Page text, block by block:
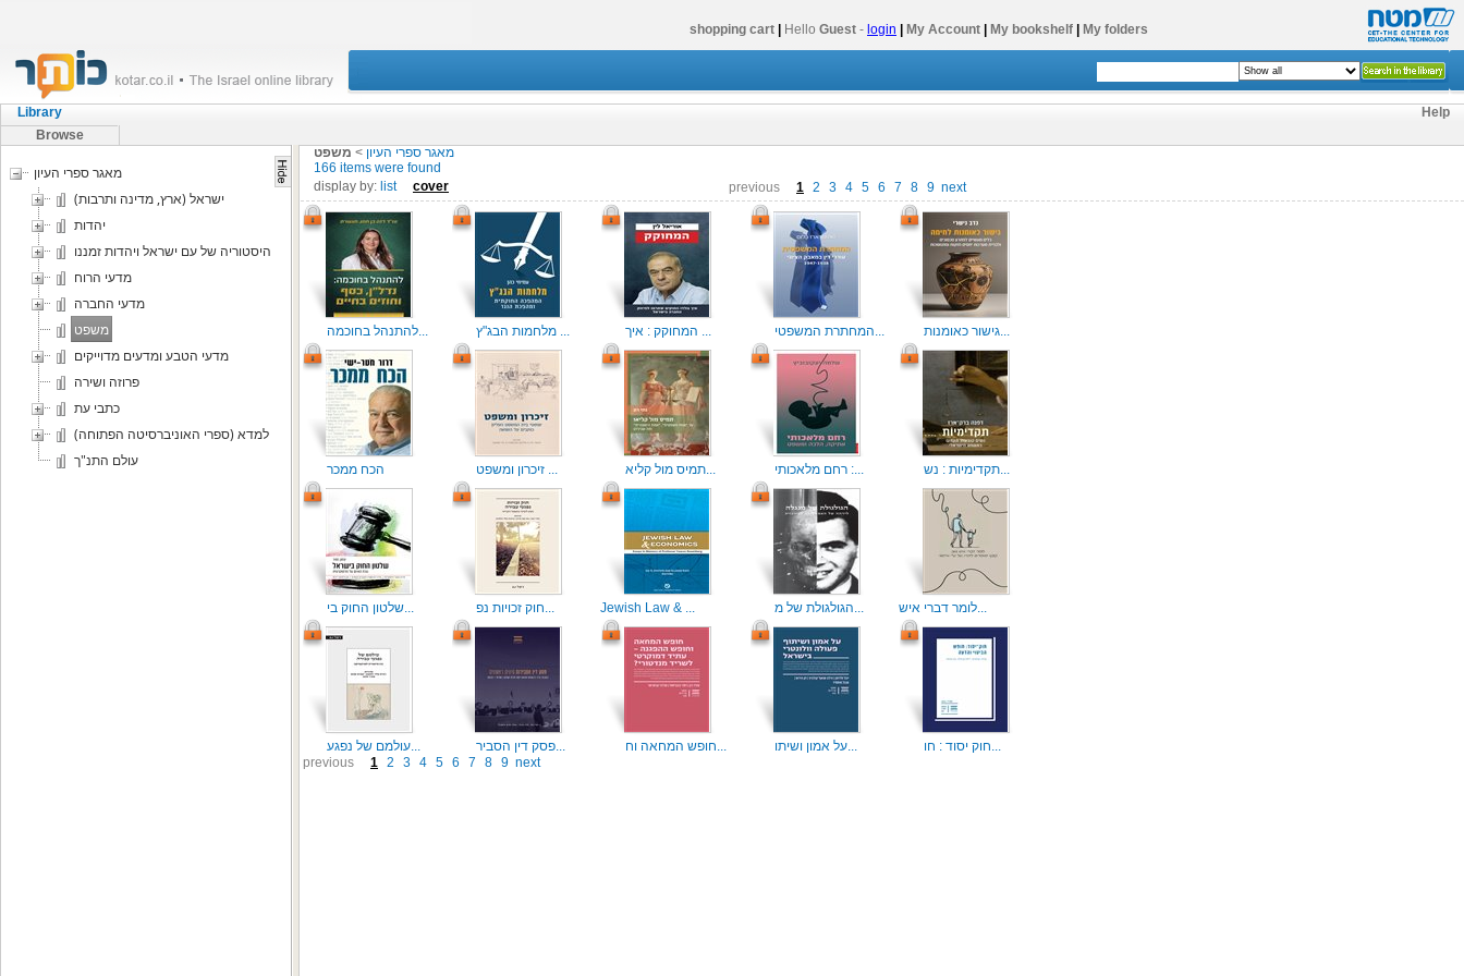
shopping cart Hello Guest - login My Account My bookshelf My folders
Library
Help
Browse
מאגר ספרי העיון
ישראל (ארץ, מדינה ותרבות)
יהדות
היסטוריה של עם ישראל ויהדות זמננו
מדעי הרוח
מדעי החברה
משפט
מדעי הטבע ומדעים מדוייקים
פרוזה ושירה
כתבי עת
למדא (ספרי האוניברסיטה הפתוחה)
עולם התנ"ך
מאגר ספרי העיון > משפט
166 items were found
display by: list cover previous 1 2 3 4 5 6 7 8 9 next
להתנהל בחוכמה... מלחמות הבג"ץ ... המחוקק : איך ... המחתרת המשפטי... גישור כאומנות...
הכח ממכר זיכרון ומשפט ... תמיס מול קליא... רחם מלאכותי :... תקדימיות : נש...
שלטון החוק בי... חוק זכויות נפ... Jewish Law & ... הגולגולת של מ... לומר דברי איש...
עולמם של נפגע... פסק דין הסביר... חופש המחאה וח... על אמון ושיתו...
חוק יסוד : חו...
previous
1 2 3 4 5 6 7 8 9 next